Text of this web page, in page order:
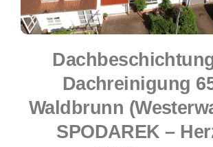
Dachreinigung
Waldbrunn
SPODAREK –